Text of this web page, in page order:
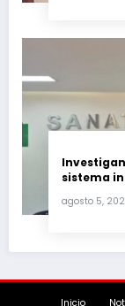
sistema
agosto 5,
Inicio